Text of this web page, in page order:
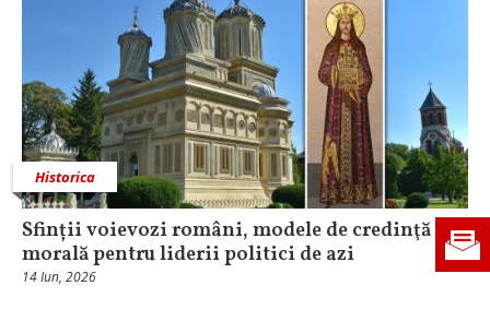
Historica
Sfinții voievozi români, modele de credinţă şi
morală pentru liderii politici de azi
14 Iun, 2026